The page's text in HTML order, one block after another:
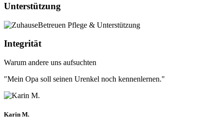
Unterstützung
Integrität
Warum andere uns aufsuchten
"Mein Opa soll seinen Urenkel noch kennenlernen."
Karin M.